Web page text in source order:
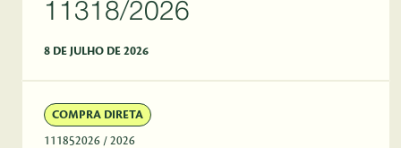
11318/2026
8 DE JULHO DE 2026
COMPRA DIRETA
111852026 / 2026